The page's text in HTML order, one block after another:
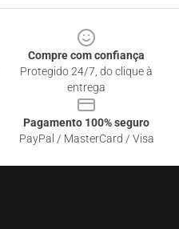
Compre com confiança
Protegido 24/7, do clique à
entrega
Pagamento 100% seguro
PayPal / MasterCard / Visa